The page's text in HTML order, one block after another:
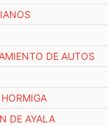
DE AUTOS
DE AYALA